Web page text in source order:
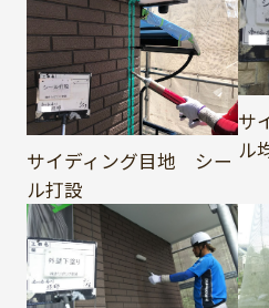
サイディング目地 シー
ル打設
サ
ル